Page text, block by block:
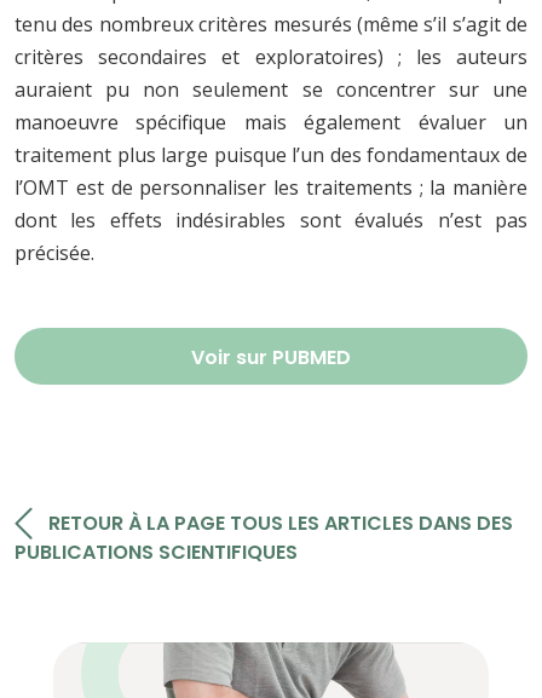
tenu des nombreux critères mesurés (même s’il s’agit de
critères secondaires et exploratoires) ; les auteurs
auraient pu non seulement se concentrer sur une
manoeuvre spécifique mais également évaluer un
traitement plus large puisque l’un des fondamentaux de
l’OMT est de personnaliser les traitements ; la manière
dont les effets indésirables sont évalués n’est pas
précisée.
Voir sur PUBMED
RETOUR À LA PAGE TOUS LES ARTICLES DANS DES
PUBLICATIONS SCIENTIFIQUES